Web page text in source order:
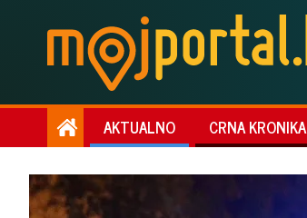
AKTUALNO CRNA KRONIKA